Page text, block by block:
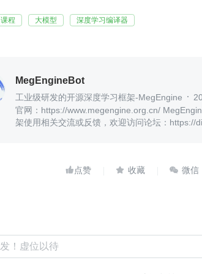
课程 大模型 深度学习编译器
MegEngineBot
工业级研发的开源深度学习框架-MegEngine​
官网：https://www.megengine.org.cn/ MegEngine 技术交流 QQ 群：1029741705
架使用相关交流或反馈，欢迎访问论坛：https://
  